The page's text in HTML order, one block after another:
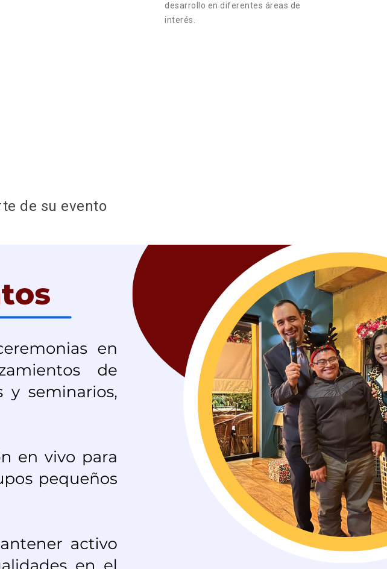
desarrollo en diferentes áreas de
interés.
de su evento